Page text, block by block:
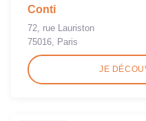
Conti
72, rue Lauriston
75016, Paris
JE